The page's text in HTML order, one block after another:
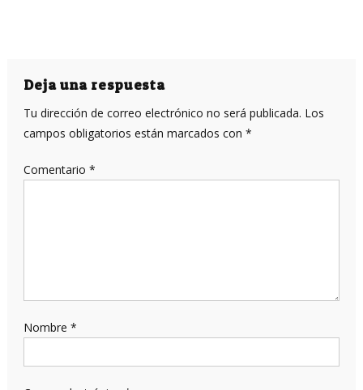
Deja una respuesta
Tu dirección de correo electrónico no será publicada. Los
campos obligatorios están marcados con *
Comentario *
Nombre *